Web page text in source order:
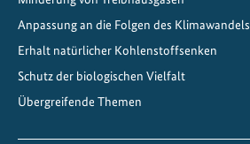
e
Anpassung an die Folgen des Klimawandels
Erhalt natürlicher Kohlenstoffsenken
Schutz der biologischen Vielfalt
Übergreifende Themen